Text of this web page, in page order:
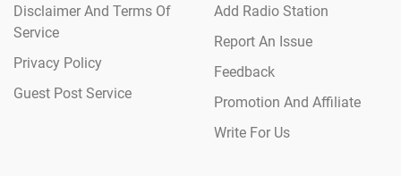
Disclaimer And Terms Of
Service
Privacy Policy
Guest Post Service
Add Radio Station
Report An Issue
Feedback
Promotion And Affiliate
Write For Us